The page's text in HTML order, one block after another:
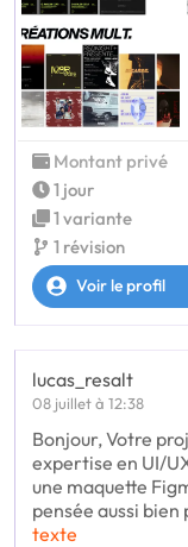
Montant privé
1 jour
1 variante
1 révision
Voir le profil
lucas_resalt
08 juillet à 12:38
Bonjour, Votre
expertise en UI/
une maquette
pensée aussi bien
texte